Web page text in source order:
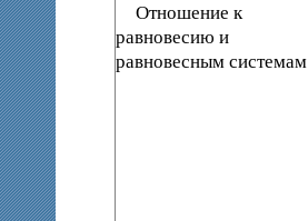
Отношение к
равновесию и
равновесным системам